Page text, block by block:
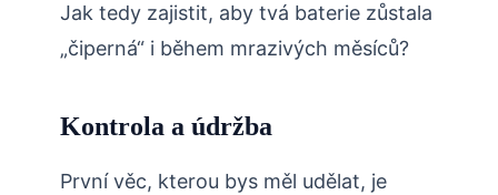
Jak tedy zajistit, aby tvá baterie zůstala
„čiperná“ i během mrazivých měsíců?
Kontrola a údržba
První věc, kterou bys měl udělat, je